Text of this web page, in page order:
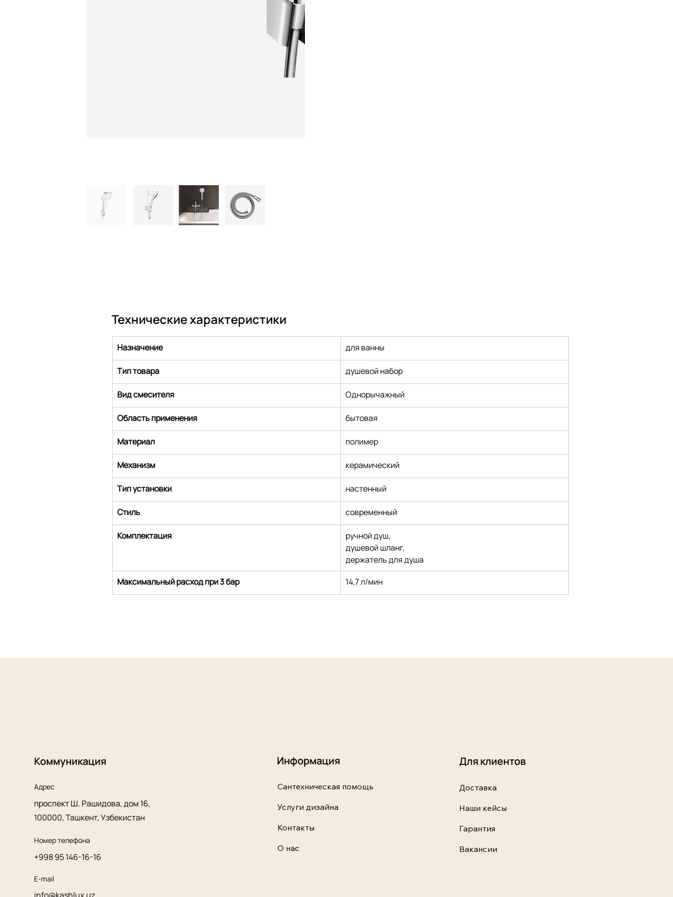
Технические характеристики
Назначение для ванны
Тип товара душевой набор
Вид смесителя Однорычажный
Область применения бытовая
Материал полимер
Механизм керамический
Тип установки настенный
Стиль современный
Комплектация
ручной душ,
душевой шланг,
держатель для душа
Максимальный расход при 3 бар
14,7 л/мин
Коммуникация
Адрес
проспект Ш. Рашидова, дом 16,
100000, Ташкент, Узбекистан
Номер телефона
+998 95 146-16-16
E-mail
Информация
Сантехническая помощь
Услуги дизайна
Контакты
О нас
Для клиентов
Доставка
Наши кейсы
Гарантия
Вакансии